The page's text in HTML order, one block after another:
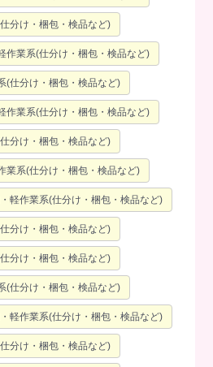
分け・梱包・検品など)
作業系(仕分け・梱包・検品など)
(仕分け・梱包・検品など)
作業系(仕分け・梱包・検品など)
分け・梱包・検品など)
業系(仕分け・梱包・検品など)
軽作業系(仕分け・梱包・検品など)
分け・梱包・検品など)
分け・梱包・検品など)
(仕分け・梱包・検品など)
軽作業系(仕分け・梱包・検品など)
分け・梱包・検品など)